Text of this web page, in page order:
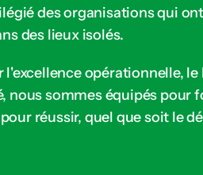
des organisations qui
des lieux isolés.
opérationnelle,
nous sommes équipés pour
réussir, quel que soit le